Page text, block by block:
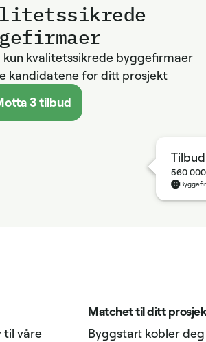
kvalitetssikrede byggefirmaer
kandidatene for ditt prosjekt
3 tilbud
560
til våre
Matchet til ditt
Byggstart kobler